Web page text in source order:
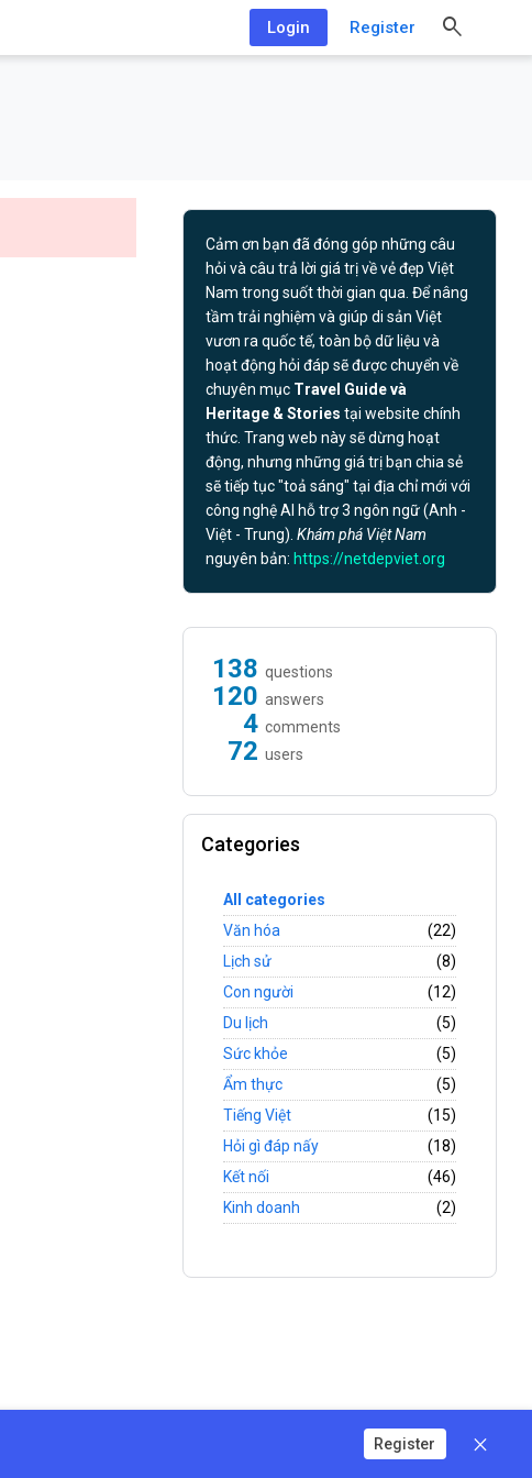
Login Register
Register
Cảm ơn bạn đã đóng góp những câu
hỏi và câu trả lời giá trị về vẻ đẹp Việt
Nam trong suốt thời gian qua. Để nâng
tầm trải nghiệm và giúp di sản Việt
vươn ra quốc tế, toàn bộ dữ liệu và
hoạt động hỏi đáp sẽ được chuyển về
chuyên mục Travel Guide và
Heritage & Storiestại website chính
thức. Trang web này sẽ dừng hoạt
động, nhưng những giá trị bạn chia sẻ
sẽ tiếp tục "toả sáng" tại địa chỉ mới với
công nghệ AI hỗ trợ 3 ngôn ngữ (Anh -
Việt - Trung).Khám phá Việt Nam
nguyên bản: https://netdepviet.org
138 questions
120 answers
4 comments
72 users
Categories
All categories
Văn hóa
(22)
Lịch sử
(8)
Con người
(12)
Du lịch
(5)
Sức khỏe
(5)
Ẩm thực
(5)
Tiếng Việt
(15)
Hỏi gì đáp nấy
(18)
Kết nối
(46)
Kinh doanh
(2)